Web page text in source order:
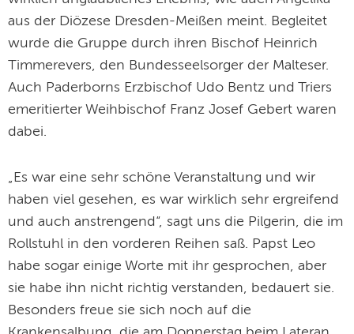
aus der Diözese Dresden-Meißen meint. Begleitet
wurde die Gruppe durch ihren Bischof Heinrich
Timmerevers, den Bundesseelsorger der Malteser.
Auch Paderborns Erzbischof Udo Bentz und Triers
emeritierter Weihbischof Franz Josef Gebert waren
dabei.
„Es war eine sehr schöne Veranstaltung und wir
haben viel gesehen, es war wirklich sehr ergreifend
und auch anstrengend“, sagt uns die Pilgerin, die im
Rollstuhl in den vorderen Reihen saß. Papst Leo
habe sogar einige Worte mit ihr gesprochen, aber
sie habe ihn nicht richtig verstanden, bedauert sie.
Besonders freue sie sich noch auf die